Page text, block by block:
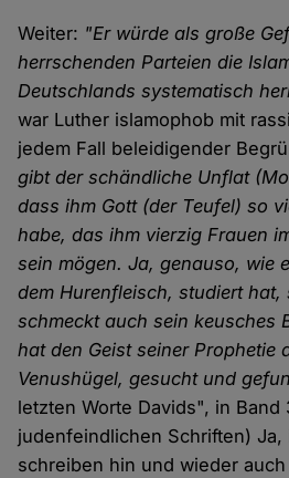
Weiter: "Er würde als große
herrschenden Parteien die
Deutschlands systematisch
war Luther islamophob mit
jedem Fall beleidigender
gibt der schändliche Unflat
dass ihm Gott (der Teufel) so
habe, das ihm vierzig Frauen
sein mögen. Ja, genauso, wie
dem Hurenfleisch, studiert hat,
schmeckt auch sein keusches
hat den Geist seiner Prophetie
Venushügel, gesucht und
letzten Worte Davids", in Band
judenfeindlichen Schriften) Ja,
schreiben hin und wieder